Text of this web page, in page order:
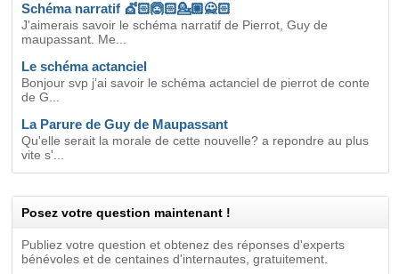
Schéma narratif 💇🏻🙆🏻💁🏼🙅🏻
J'aimerais savoir le schéma narratif de Pierrot, Guy de
maupassant. Me...
Le schéma actanciel
Bonjour svp j’ai savoir le schéma actanciel de pierrot de conte
de G...
La Parure de Guy de Maupassant
Qu'elle serait la morale de cette nouvelle? a repondre au plus
vite s'...
Posez votre question maintenant !
Publiez votre question et obtenez des réponses d'experts
bénévoles et de centaines d'internautes, gratuitement.